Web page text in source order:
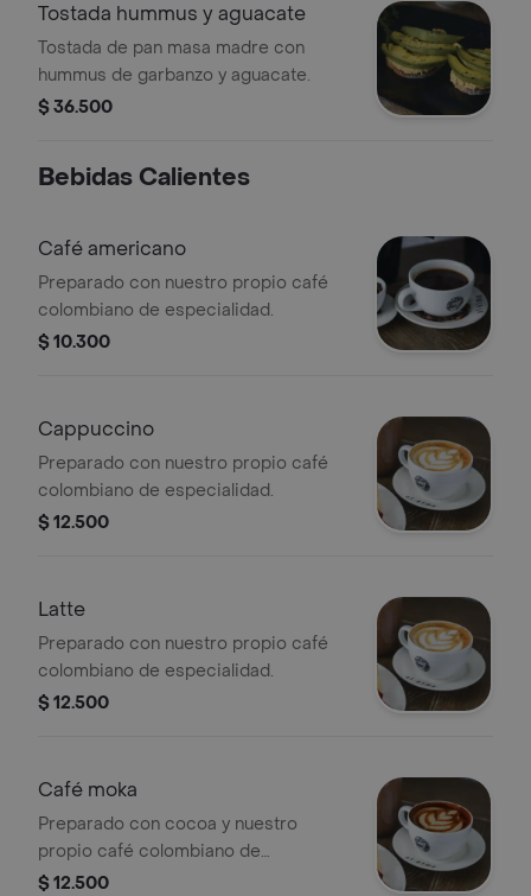
Tostada hummus y aguacate
Tostada de pan masa madre con
hummus de garbanzo y aguacate.
$ 36.500
Bebidas Calientes
Café americano
Preparado con nuestro propio café
colombiano de especialidad.
$ 10.300
Cappuccino
Preparado con nuestro propio café
colombiano de especialidad.
$ 12.500
Latte
Preparado con nuestro propio café
colombiano de especialidad.
$ 12.500
Café moka
Preparado con cocoa y nuestro
propio café colombiano de
especialidad.
$ 12.500